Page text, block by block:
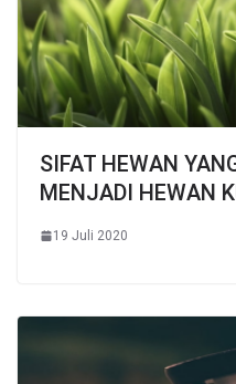
SIFAT HEWAN
MENJADI HEWAN
19 Juli 2020